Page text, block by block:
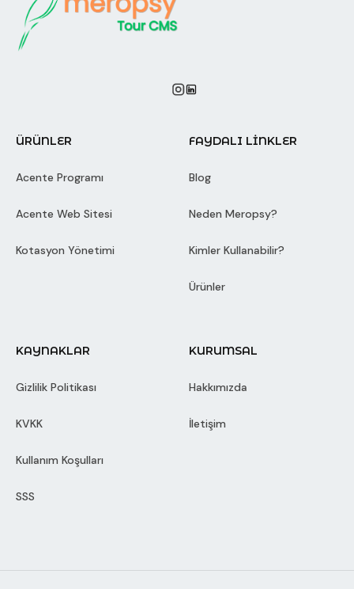
ÜRÜNLER
Acente Programı
Acente Web Sitesi
Kotasyon Yönetimi
FAYDALI LİNKLER
Blog
Neden Meropsy?
Kimler Kullanabilir?
Ürünler
KAYNAKLAR
Gizlilik Politikası
KVKK
Kullanım Koşulları
SSS
KURUMSAL
Hakkımızda
İletişim